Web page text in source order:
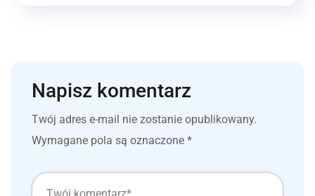
Napisz komentarz
Twój adres e-mail nie zostanie opublikowany.
Wymagane pola są oznaczone *